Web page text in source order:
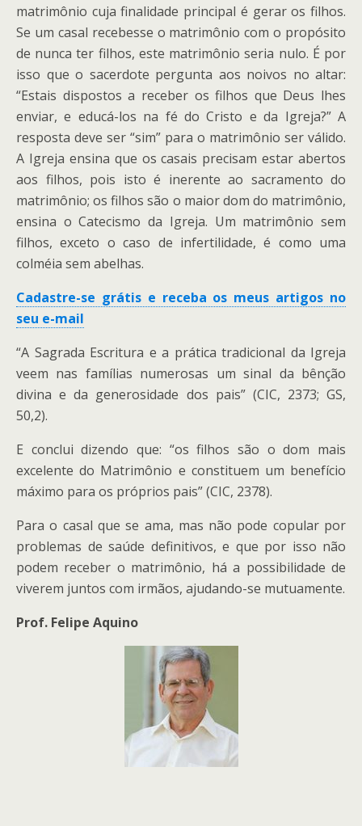
matrimônio cuja finalidade principal é gerar os filhos.
Se um casal recebesse o matrimônio com o propósito
de nunca ter filhos, este matrimônio seria nulo. É por
isso que o sacerdote pergunta aos noivos no altar:
“Estais dispostos a receber os filhos que Deus lhes
enviar, e educá-los na fé do Cristo e da Igreja?” A
resposta deve ser “sim” para o matrimônio ser válido.
A Igreja ensina que os casais precisam estar abertos
aos filhos, pois isto é inerente ao sacramento do
matrimônio; os filhos são o maior dom do matrimônio,
ensina o Catecismo da Igreja. Um matrimônio sem
filhos, exceto o caso de infertilidade, é como uma
colméia sem abelhas.
Cadastre-se grátis e receba os meus artigos no
seu e-mail
“A Sagrada Escritura e a prática tradicional da Igreja
veem nas famílias numerosas um sinal da bênção
divina e da generosidade dos pais” (CIC, 2373; GS,
50,2).
E conclui dizendo que: “os filhos são o dom mais
excelente do Matrimônio e constituem um benefício
máximo para os próprios pais” (CIC, 2378).
Para o casal que se ama, mas não pode copular por
problemas de saúde definitivos, e que por isso não
podem receber o matrimônio, há a possibilidade de
viverem juntos com irmãos, ajudando-se mutuamente.
Prof. Felipe Aquino